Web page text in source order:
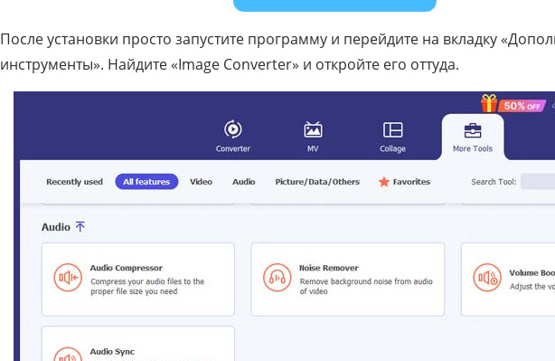
После установки просто запустите программу и перейдите на вкладку
инструменты». Найдите «Image Converter» и откройте его оттуда.